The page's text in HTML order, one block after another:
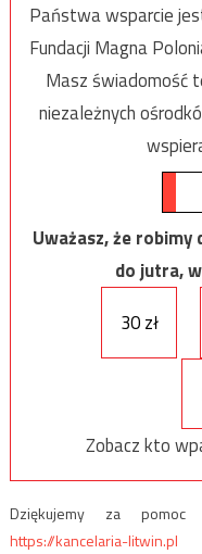
Państwa wsparcie
Fundacji Magna
Masz świadomość
niezależnych
Uważasz, że
do jutra,
30 zł
Zobacz kto
Dziękujemy za pomoc
https://kancelaria-litwin.pl